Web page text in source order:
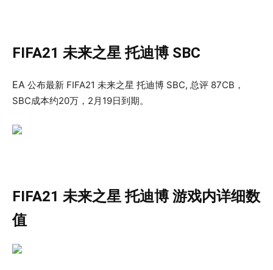
FIFA21 未来之星 托迪博 SBC
EA 公布最新 FIFA21 未来之星 托迪博 SBC, 总评 87CB，
SBC成本约20万，2月19日到期。
FIFA21 未来之星 托迪博 游戏内详细数
值